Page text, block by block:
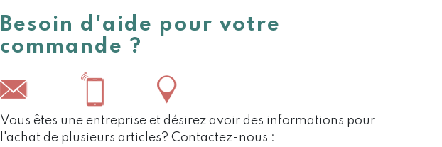
Besoin d'aide pour votre
commande ?
Vous êtes une entreprise et désirez avoir des informations pour
l'achat de plusieurs articles? Contactez-nous :